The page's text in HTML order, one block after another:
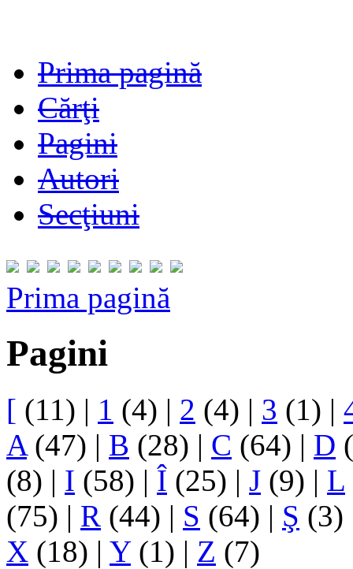
Prima pagină
Cărţi
Pagini
Autori
Secţiuni
Prima pagină
Pagini
[ (11) | 1 (4) | 2 (4) | 3 (1) |
A(47) | B (28) | C (64) | D
(8) | I (58) | Î (25) | J (9) | L
(75) | R (44) | S (64) | Ş (3)
X (18) | Y(1) | Z (7)